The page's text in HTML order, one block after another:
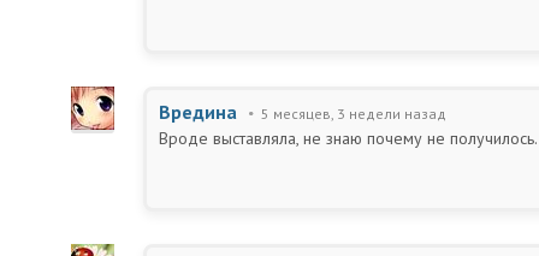
Вредина 5 месяцев, 3 недели назад
Вроде выставляла, не знаю почему не получилось.